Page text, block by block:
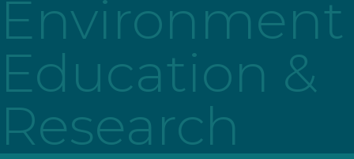
Environment
Education &
Research